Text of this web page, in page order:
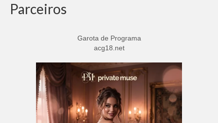
Parceiros
Garota de Programa
acg18.net